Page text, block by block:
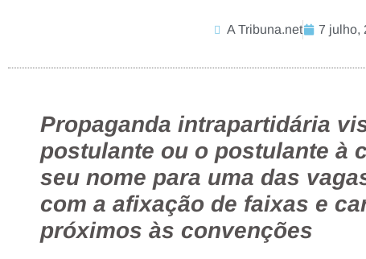
A Tribuna.net 7 julho,
Propaganda intrapartidária
postulante ou o postulante à
seu nome para uma das
com a afixação de faixas e
próximos às convenções